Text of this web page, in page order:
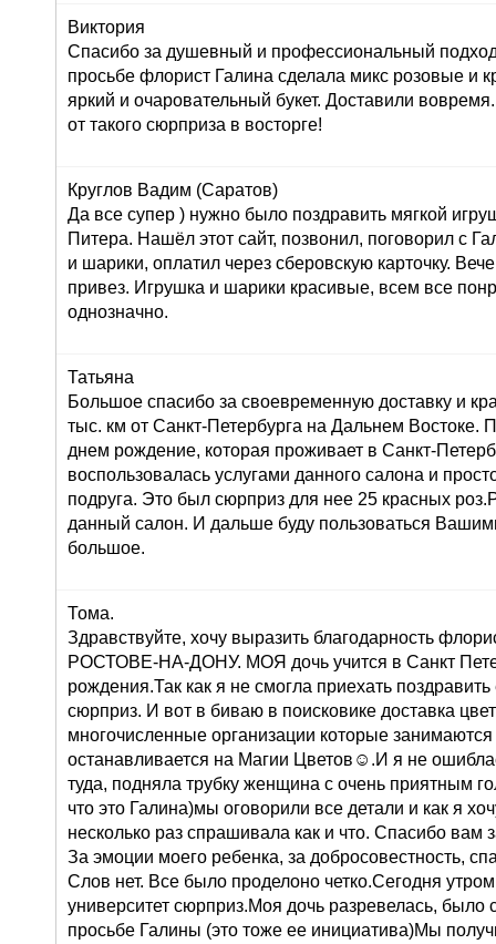
Виктория
Спасибо за душевный и профессиональный
просьбе флорист Галина сделала микс розовые и
яркий и очаровательный букет. Доставили
от такого сюрприза в восторге!
Круглов Вадим (Саратов)
Да все супер ) нужно было поздравить мягкой
Питера. Нашёл этот сайт, позвонил, поговорил с
и шарики, оплатил через сберовскую карточку.
привез. Игрушка и шарики красивые, всем все
однозначно.
Татьяна
Большое спасибо за своевременную доставку и
тыс. км от Санкт-Петербурга на Дальнем Востоке.
днем рождение, которая проживает в Санкт-
воспользовалась услугами данного салона и
подруга. Это был сюрприз для нее 25 красных
данный салон. И дальше буду пользоваться
большое.
Тома.
Здравствуйте, хочу выразить благодарность
РОСТОВЕ-НА-ДОНУ. МОЯ дочь учится в Санкт
рождения.Так как я не смогла приехать
сюрприз. И вот в биваю в поисковике доставка
многочисленные организации которые
останавливается на Магии Цветов☺.И я не
туда, подняла трубку женщина с очень приятным
что это Галина)мы оговорили все детали и как я
несколько раз спрашивала как и что. Спасибо вам
За эмоции моего ребенка, за добросовестность,
Слов нет. Все было проделоно четко.Сегодня
университет сюрприз.Моя дочь разревелась, было
просьбе Галины (это тоже ее инициатива)Мы